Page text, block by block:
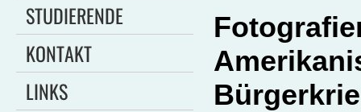
STUDIERENDE
KONTAKT
LINKS